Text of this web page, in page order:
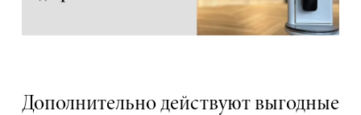
Дополнительно действуютвыгодные